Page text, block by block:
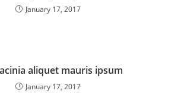
January 17, 2017
aliquet mauris ipsum
January 17, 2017